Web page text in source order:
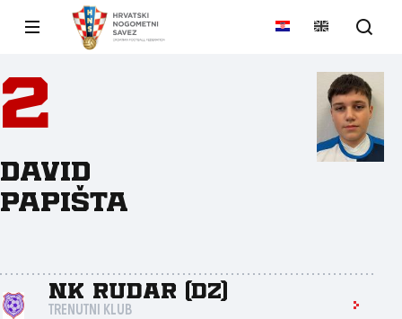
2
David
Papišta
NK Rudar (DZ)
TRENUTNI KLUB